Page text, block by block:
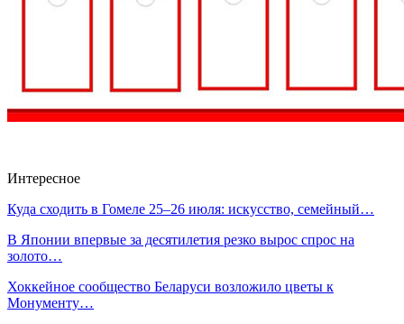
Интересное
Куда сходить в Гомеле 25–26 июля: искусство, семейный…
В Японии впервые за десятилетия резко вырос спрос на
золото…
Хоккейное сообщество Беларуси возложило цветы к
Монументу…